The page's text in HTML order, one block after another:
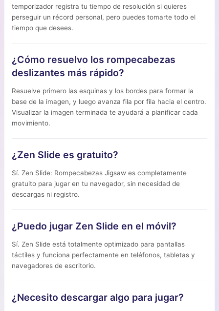
temporizador registra tu tiempo de resolución si quieres
perseguir un récord personal, pero puedes tomarte todo el
tiempo que desees.
¿Cómo resuelvo los rompecabezas
deslizantes más rápido?
Resuelve primero las esquinas y los bordes para formar la
base de la imagen, y luego avanza fila por fila hacia el centro.
Visualizar la imagen terminada te ayudará a planificar cada
movimiento.
¿Zen Slide es gratuito?
Sí. Zen Slide: Rompecabezas Jigsaw es completamente
gratuito para jugar en tu navegador, sin necesidad de
descargas ni registro.
¿Puedo jugar Zen Slide en el móvil?
Sí. Zen Slide está totalmente optimizado para pantallas
táctiles y funciona perfectamente en teléfonos, tabletas y
navegadores de escritorio.
¿Necesito descargar algo para jugar?